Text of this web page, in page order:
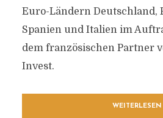
Euro-Ländern Deutschland,
Spanien und Italien im
dem französischen Partner
Invest.
WEITERLESEN